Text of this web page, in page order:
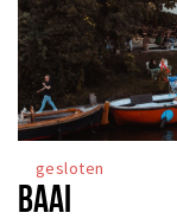
gesloten
BAAI